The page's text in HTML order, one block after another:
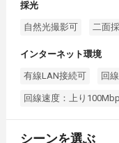
採光
自然光撮影可 二面
インターネット環境
有線LAN接続可 回
回線速度：上り
シーンを選ぶ